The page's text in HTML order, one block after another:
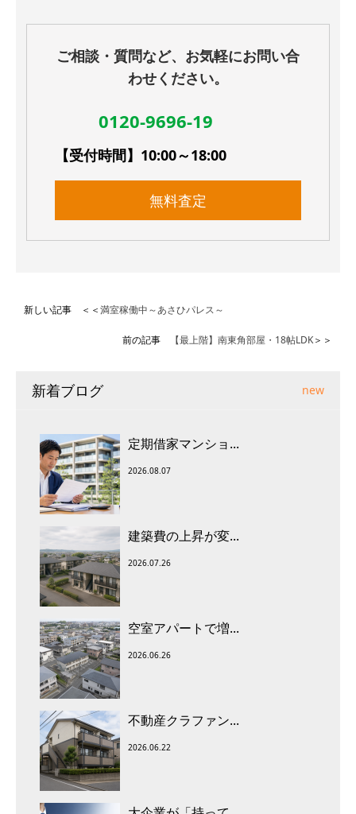
ご相談・質問など、お気軽にお問い合
わせください。
0120-9696-19
【受付時間】10:00～18:00
無料査定
新しい記事 ＜＜満室稼働中～あさひパレス～
前の記事 【最上階】南東角部屋・18帖LDK＞＞
新着ブログ new
定期借家マンショ...
2026.08.07
建築費の上昇が変...
2026.07.26
空室アパートで増...
2026.06.26
不動産クラファン...
2026.06.22